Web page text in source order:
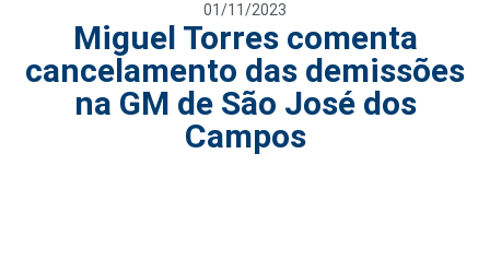
01/11/2023
Miguel Torres comenta
cancelamento das demissões
na GM de São José dos
Campos